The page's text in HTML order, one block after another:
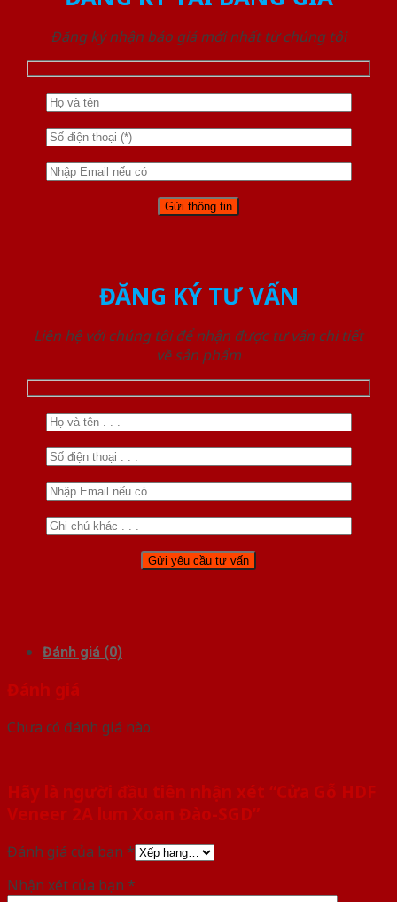
Đăng ký nhận báo giá mới nhất từ chúng tôi
ĐĂNG KÝ TƯ VẤN
Liên hệ với chúng tôi để nhận được tư vấn chi tiết
về sản phẩm
Đánh giá (0)
Đánh giá
Chưa có đánh giá nào.
Hãy là người đầu tiên nhận xét “Cửa Gỗ HDF
Veneer 2A lum Xoan Đào-SGD”
Đánh giá của bạn *
Nhận xét của bạn *